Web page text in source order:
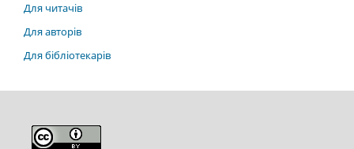
Для читачів
Для авторів
Для бібліотекарів